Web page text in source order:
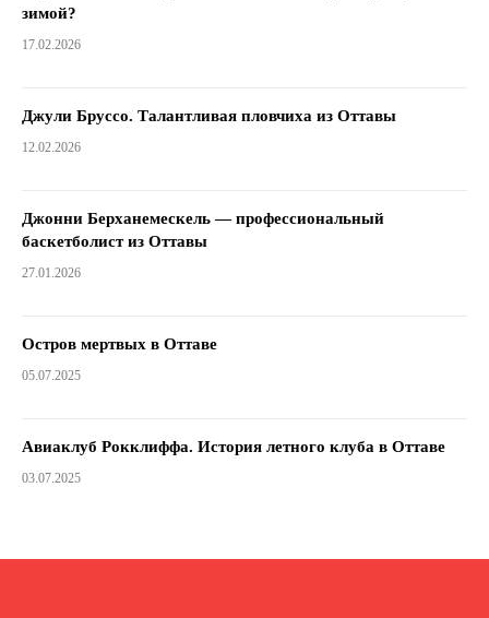
зимой?
17.02.2026
Джули Бруссо. Талантливая пловчиха из Оттавы
12.02.2026
Джонни Берханемескель — профессиональный
баскетболист из Оттавы
27.01.2026
Остров мертвых в Оттаве
05.07.2025
Авиаклуб Рокклиффа. История летного клуба в Оттаве
03.07.2025